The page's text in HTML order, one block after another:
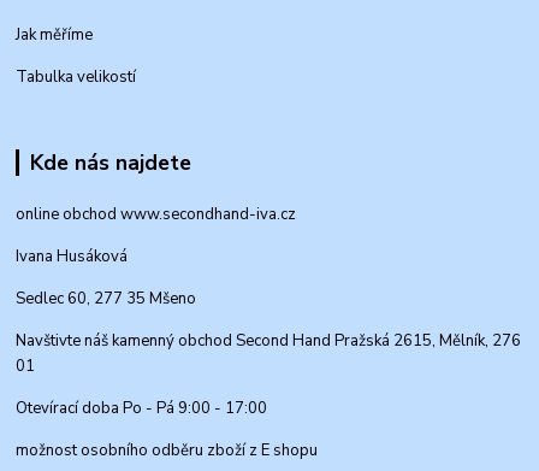
Jak měříme
Tabulka velikostí
Kde nás najdete
online obchod www.secondhand-iva.cz
Ivana Husáková
Sedlec 60, 277 35 Mšeno
Navštivte náš kamenný obchod Second Hand Pražská 2615, Mělník, 276
01
Otevírací doba Po - Pá 9:00 - 17:00
možnost osobního odběru zboží z E shopu